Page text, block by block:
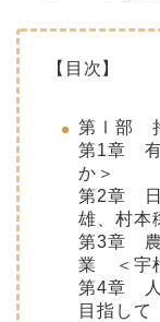
【目次】
第Ⅰ部 持
第1章 有
か＞
第2章 日
雄、村本
第3章 農
業 ＜宇
第4章 人
目指し